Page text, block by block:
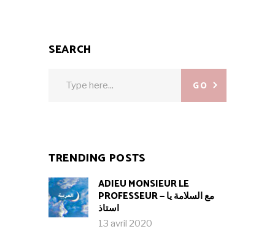
SEARCH
GO
TRENDING POSTS
ADIEU MONSIEUR LE
PROFESSEUR — مع السلامة يا
استاذ
13 avril 2020